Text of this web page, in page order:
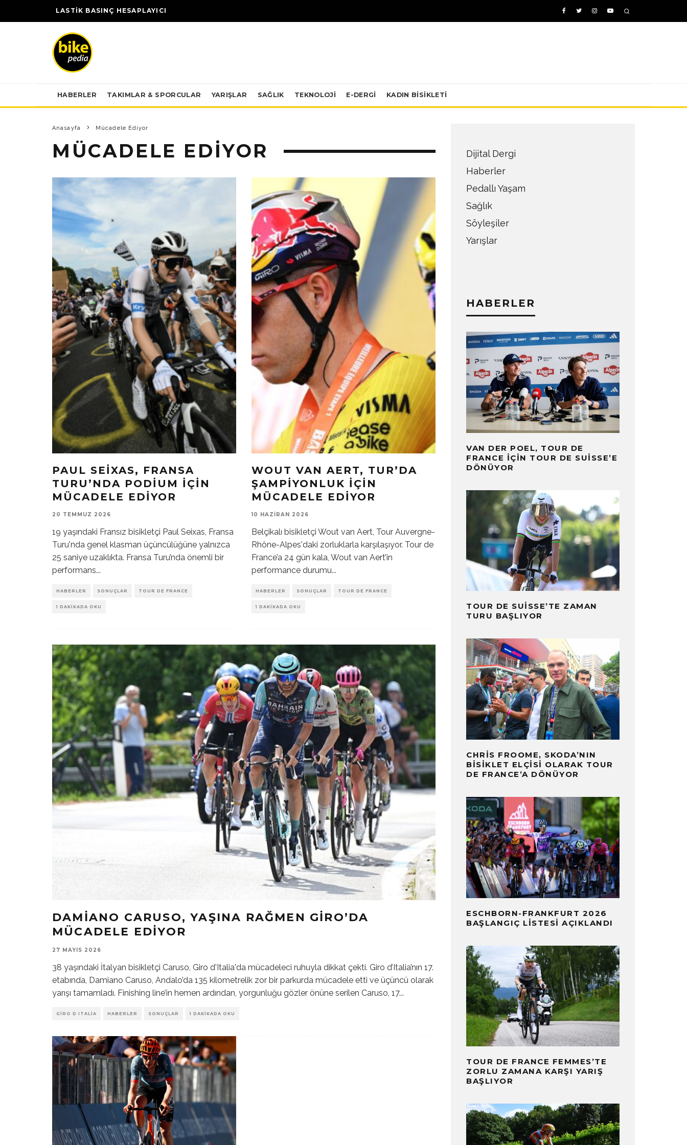
LASTİK BASINÇ HESAPLAYICI
HABERLER TAKIMLAR & SPORCULAR YARIŞLAR SAĞLIK TEKNOLOJI E-DERGİ KADIN BISIKLETI
Anasayfa Mücadele Ediyor
MÜCADELE EDIYOR
PAUL SEIXAS, FRANSA
TURU’NDA PODIUM İÇIN
MÜCADELE EDIYOR
20 TEMMUZ 2026
19 yaşındaki Fransız bisikletçi Paul Seixas, Fransa
Turu'nda genel klasman üçüncülüğüne yalnızca
25 saniye uzaklıkta. Fransa Turu’nda önemli bir
performans...
HABERLER SONUÇLAR TOUR DE FRANCE
1 DAKIKADA OKU
WOUT VAN AERT, TUR’DA
ŞAMPIYONLUK İÇIN
MÜCADELE EDIYOR
10 HAZIRAN 2026
Belçikalı bisikletçi Wout van Aert, Tour Auvergne-
Rhône-Alpes'daki zorluklarla karşılaşıyor. Tour de
France’a 24 gün kala, Wout van Aert’in
performance durumu...
HABERLER SONUÇLAR TOUR DE FRANCE
1 DAKIKADA OKU
DAMIANO CARUSO, YAŞINA RAĞMEN GIRO’DA
MÜCADELE EDIYOR
27 MAYIS 2026
38 yaşındaki İtalyan bisikletçi Caruso, Giro d'Italia'da mücadeleci ruhuyla dikkat çekti. Giro d’Italia’nın 17.
etabında, Damiano Caruso, Andalo’da 135 kilometrelik zor bir parkurda mücadele etti ve üçüncü olarak
yarışı tamamladı. Finishing line’in hemen ardından, yorgunluğu gözler önüne serilen Caruso, 17...
GIRO D ITALIA HABERLER SONUÇLAR 1 DAKIKADA OKU
Dijital Dergi
Haberler
Pedallı Yaşam
Sağlık
Söyleşiler
Yarışlar
HABERLER
VAN DER POEL, TOUR DE
FRANCE IÇIN TOUR DE SUISSE’E
DÖNÜYOR
TOUR DE SUISSE’TE ZAMAN
TURU BAŞLIYOR
CHRIS FROOME, SKODA’NIN
BISIKLET ELÇISI OLARAK TOUR
DE FRANCE’A DÖNÜYOR
ESCHBORN-FRANKFURT 2026
BAŞLANGIÇ LISTESI AÇIKLANDI
TOUR DE FRANCE FEMMES’TE
ZORLU ZAMANA KARŞI YARIŞ
BAŞLIYOR